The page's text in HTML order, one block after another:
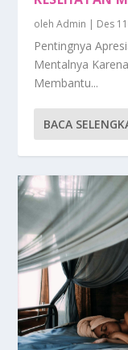
olehAdmin | Des
Pentingnya
Mentalnya
Membantu...
BACA